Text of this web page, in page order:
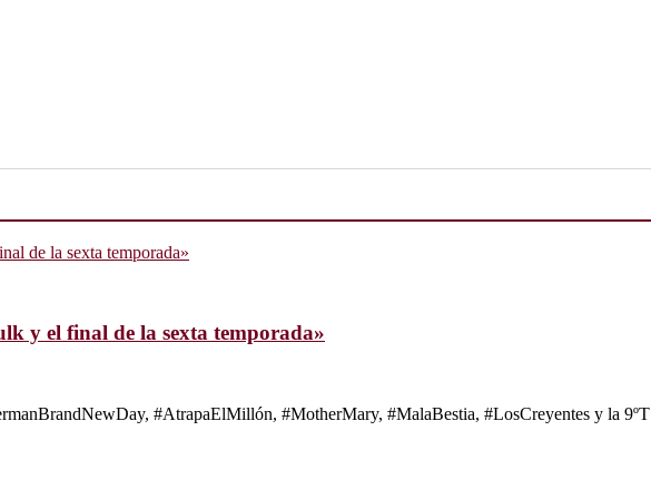
y el final de la sexta temporada»
#AtrapaElMillón, #MotherMary, #MalaBestia, #LosCreyentes y la 9ºT